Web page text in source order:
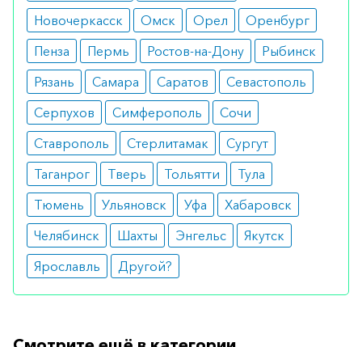
Новочеркасск
Омск Орел
Оренбург
Пенза
Пермь Ростов-на-Дону
Рыбинск
Рязань
Самара Саратов
Севастополь
Серпухов
Симферополь
Сочи
Ставрополь
Стерлитамак
Сургут
Таганрог
Тверь Тольятти
Тула
Тюмень
Ульяновск Уфа
Хабаровск
Челябинск
Шахты Энгельс
Якутск
Ярославль
Другой?